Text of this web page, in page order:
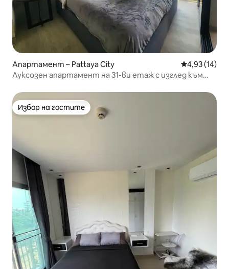
Апартамент – Pattaya City Средна
4,93 (14)
Луксозен апартамент на 31-ви етаж с изглед към
Избор на гостите
Избор на гостите